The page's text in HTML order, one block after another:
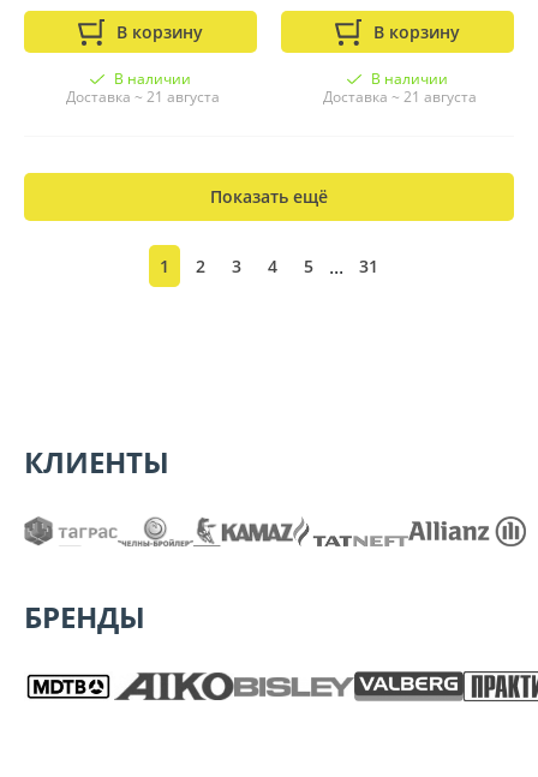
В корзину
В наличии
Доставка ~ 21 августа
В корзину
В наличии
Доставка ~ 21 августа
Показать ещё
1 2 3 4 5 ... 31
КЛИЕНТЫ
БРЕНДЫ